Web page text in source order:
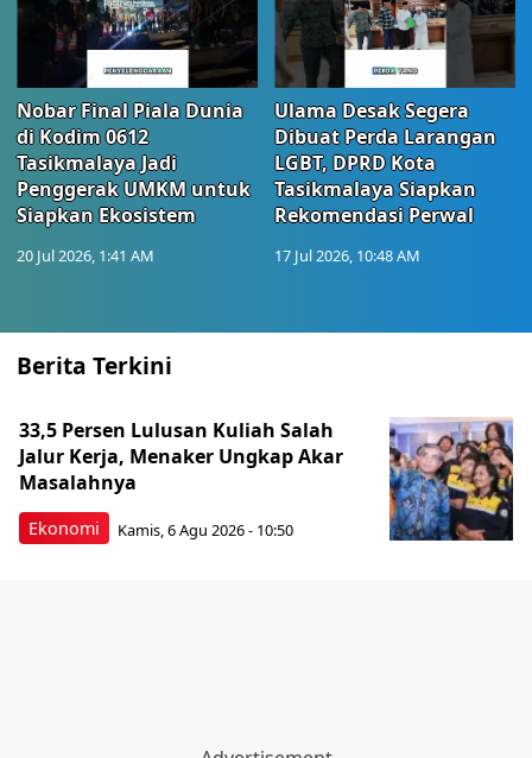
Nobar Final Piala Dunia
di Kodim 0612
Tasikmalaya Jadi
Penggerak UMKM untuk
Siapkan Ekosistem
20 Jul 2026, 1:41 AM
Ulama Desak Segera
Dibuat Perda Larangan
LGBT, DPRD Kota
Tasikmalaya Siapkan
Rekomendasi Perwal
17 Jul 2026, 10:48 AM
Berita Terkini
Ekonomi
33,5 Persen Lulusan Kuliah Salah
Jalur Kerja, Menaker Ungkap Akar
Masalahnya
Kamis, 6 Agu 2026 - 10:50